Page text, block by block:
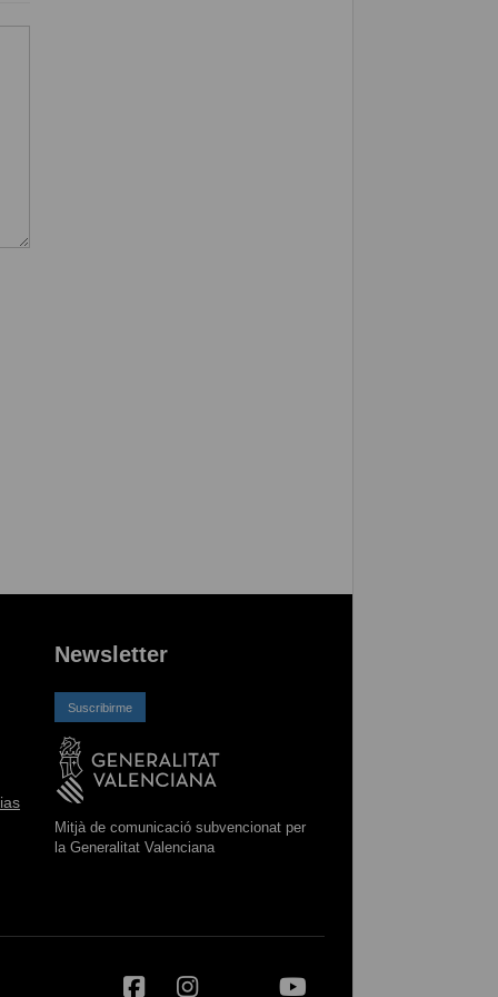
Newsletter
Suscribirme
Mitjà de comunicació subvencionat per
la Generalitat Valenciana